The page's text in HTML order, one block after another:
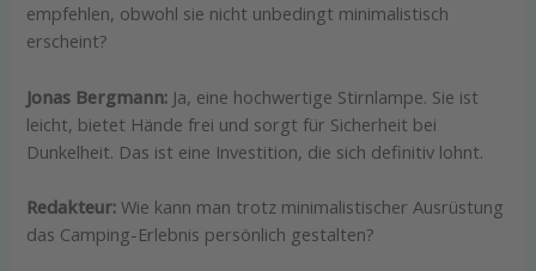
empfehlen, obwohl sie nicht unbedingt minimalistisch
erscheint?
Jonas Bergmann: Ja, eine hochwertige Stirnlampe. Sie ist
leicht, bietet Hände frei und sorgt für Sicherheit bei
Dunkelheit. Das ist eine Investition, die sich definitiv lohnt.
Redakteur: Wie kann man trotz minimalistischer Ausrüstung
das Camping-Erlebnis persönlich gestalten?